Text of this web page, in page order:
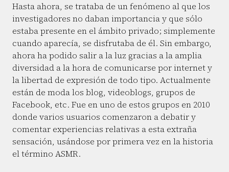
Hasta ahora, se trataba de un fenómeno al que los
investigadores no daban importancia y que sólo
estaba presente en el ámbito privado; simplemente
cuando aparecía, se disfrutaba de él. Sin embargo,
ahora ha podido salir a la luz gracias a la amplia
diversidad a la hora de comunicarse por internet y
la libertad de expresión de todo tipo. Actualmente
están de moda los blog, videoblogs, grupos de
Facebook, etc. Fue en uno de estos grupos en 2010
donde varios usuarios comenzaron a debatir y
comentar experiencias relativas a esta extraña
sensación, usándose por primera vez en la historia
el término ASMR.